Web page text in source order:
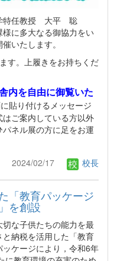
特任教授 大平 聡
に多大なる御協力をい
いたします。
す。上履きをお持ちくだ
内を自由に御覧いた
貼り付けるメッセージ
ご案内している方以外
ネル展の方に足をお運
2024/02/17 校長
「教育パッケージ
を創設
な子供たちの能力を最
納税を活用した「教育
ケージにより，令和6年